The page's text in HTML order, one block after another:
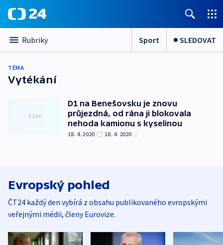
Rubriky Sport SLEDOVAT
TÉMA
Vytékání
D1 na Benešovsku je znovu
průjezdná, od rána ji blokovala
nehoda kamionu s kyselinou
18. 4. 2020 18. 4. 2020 |
Evropský pohled
ČT24 každý den vybírá z obsahu publikovaného evropskými
veřejnými médii, členy Eurovize.